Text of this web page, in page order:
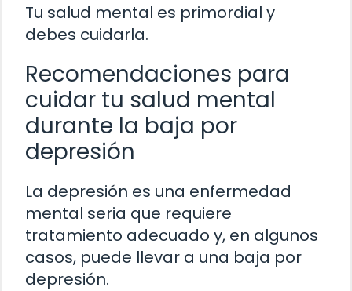
Tu salud mental es primordial y
debes cuidarla.
Recomendaciones para
cuidar tu salud mental
durante la baja por
depresión
La depresión es una enfermedad
mental seria que requiere
tratamiento adecuado y, en algunos
casos, puede llevar a una baja por
depresión.